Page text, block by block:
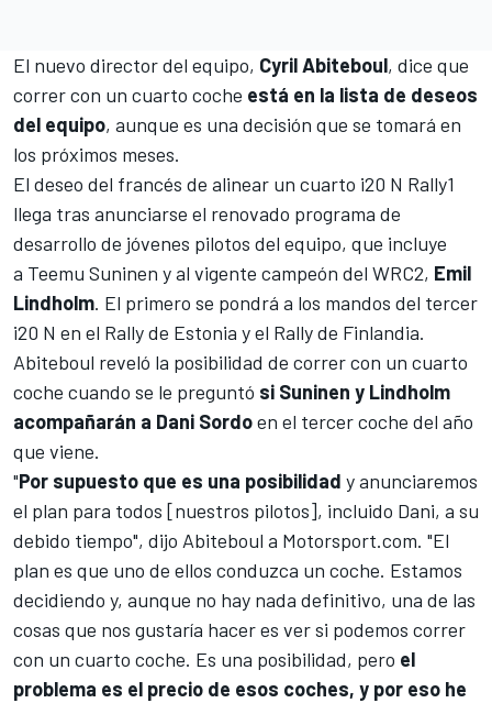
El nuevo director del equipo, Cyril Abiteboul, dice que
correr con un cuarto coche está en la lista de deseos
del equipo, aunque es una decisión que se tomará en
los próximos meses.
El deseo del francés de alinear un cuarto i20 N Rally1
llega tras anunciarse el renovado programa de
desarrollo de jóvenes pilotos del equipo, que incluye
a Teemu Suninen y al vigente campeón del WRC2, Emil
Lindholm. El primero se pondrá a los mandos del tercer
i20 N en el Rally de Estonia y el Rally de Finlandia.
Abiteboul reveló la posibilidad de correr con un cuarto
coche cuando se le preguntó si Suninen y Lindholm
acompañarán a Dani Sordoen el tercer coche del año
que viene.
"Por supuesto que es una posibilidad y anunciaremos
el plan para todos [nuestros pilotos], incluido Dani, a su
debido tiempo", dijo Abiteboul a Motorsport.com. "El
plan es que uno de ellos conduzca un coche. Estamos
decidiendo y, aunque no hay nada definitivo, una de las
cosas que nos gustaría hacer es ver si podemos correr
con un cuarto coche. Es una posibilidad, pero el
problema es el precio de esos coches, y por eso he